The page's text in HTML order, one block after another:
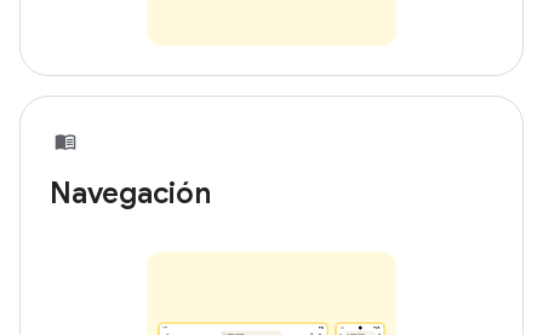
Navegación